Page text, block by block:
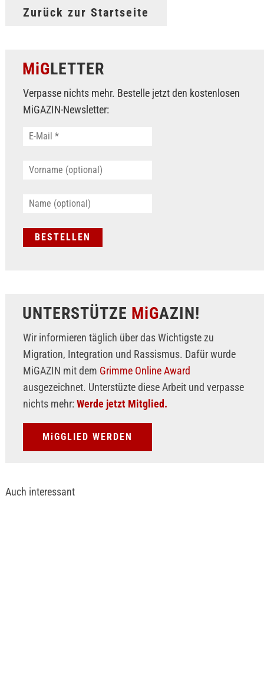
Zurück zur Startseite
MiGLETTER
Verpasse nichts mehr. Bestelle jetzt den kostenlosen
MiGAZIN-Newsletter:
UNTERSTÜTZE MiGAZIN!
Wir informieren täglich über das Wichtigste zu
Migration, Integration und Rassismus. Dafür wurde
MiGAZIN mit dem Grimme Online Award
ausgezeichnet. Unterstüzte diese Arbeit und verpasse
nichts mehr: Werde jetzt Mitglied.
MiGGLIED WERDEN
Auch interessant